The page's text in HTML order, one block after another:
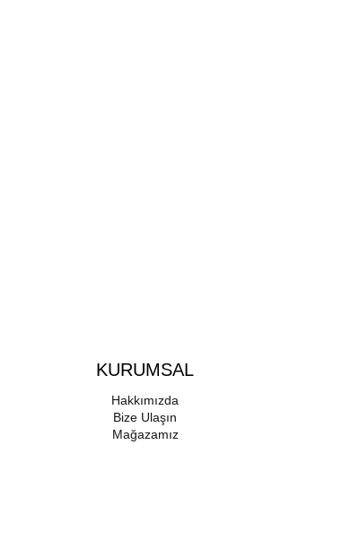
KURUMSAL
Hakkımızda
Bize Ulaşın
Mağazamız